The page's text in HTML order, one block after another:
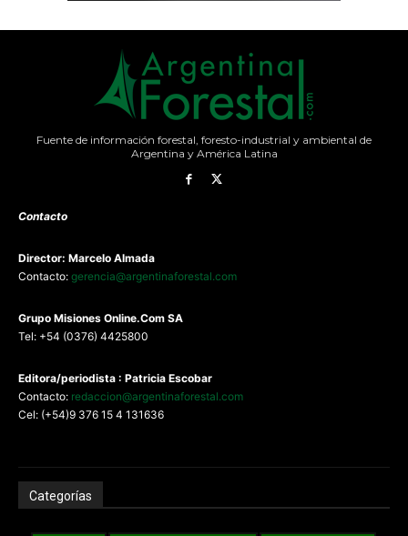
Fuente de información forestal, foresto-industrial y ambiental de
Argentina y América Latina
Contacto
Director: Marcelo Almada
Contacto: gerencia@argentinaforestal.com
Grupo Misiones Online.Com SA
Tel: +54 (0376) 4425800
Editora/periodista : Patricia Escobar
Contacto: redaccion@argentinaforestal.com
Cel: (+54)9 376 15 4 131636
Categorías